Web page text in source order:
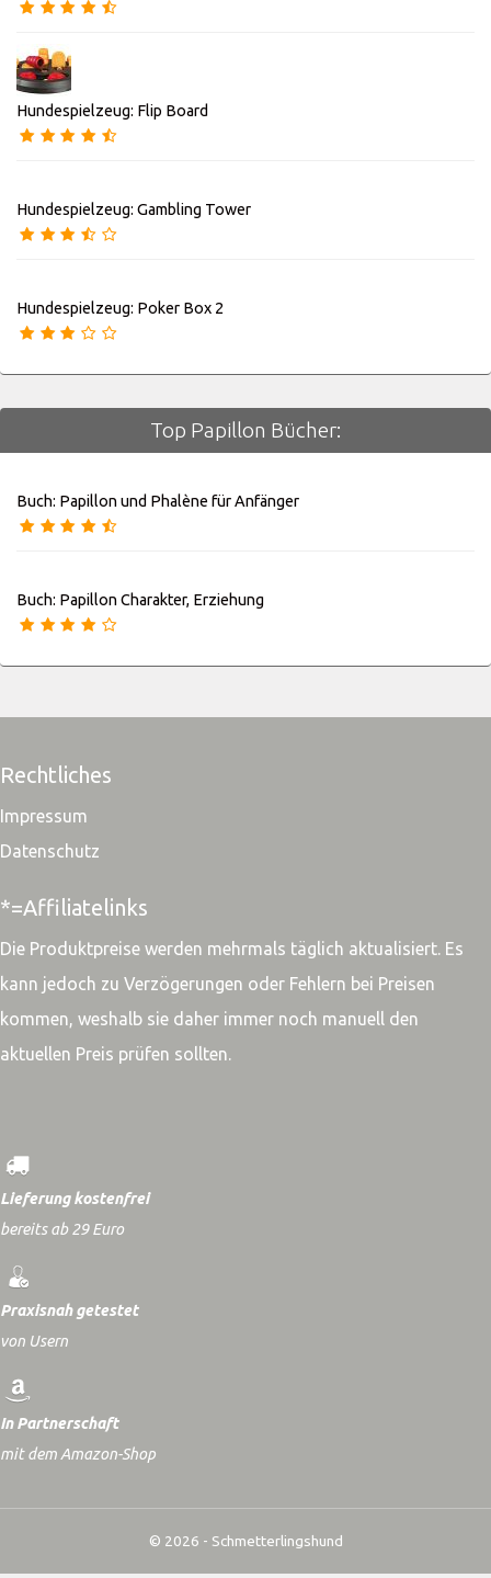
Hundespielzeug: Flip Board
Hundespielzeug: Gambling Tower
Hundespielzeug: Poker Box 2
Top Papillon Bücher:
Buch: Papillon und Phalène für Anfänger
Buch: Papillon Charakter, Erziehung
Rechtliches
Impressum
Datenschutz
*=Affiliatelinks
Die Produktpreise werden mehrmals täglich aktualisiert. Es
kann jedoch zu Verzögerungen oder Fehlern bei Preisen
kommen, weshalb sie daher immer noch manuell den
aktuellen Preis prüfen sollten.
Lieferung kostenfrei
bereits ab 29 Euro
Praxisnah getestet
von Usern
In Partnerschaft
mit dem Amazon-Shop
© 2026 - Schmetterlingshund